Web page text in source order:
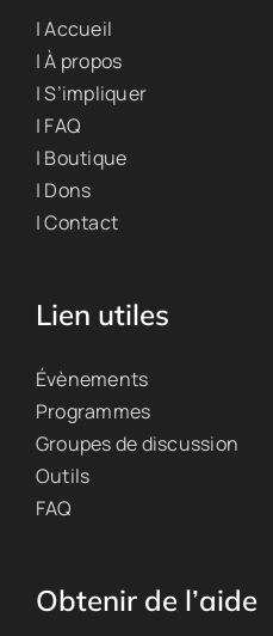
| Accueil
| À propos
| S’impliquer
| FAQ
| Boutique
| Dons
| Contact
Lien utiles
Évènements
Programmes
Groupes de discussion
Outils
FAQ
Obtenir de l’aide